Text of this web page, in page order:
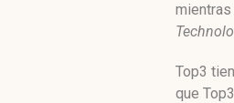
Top3
que